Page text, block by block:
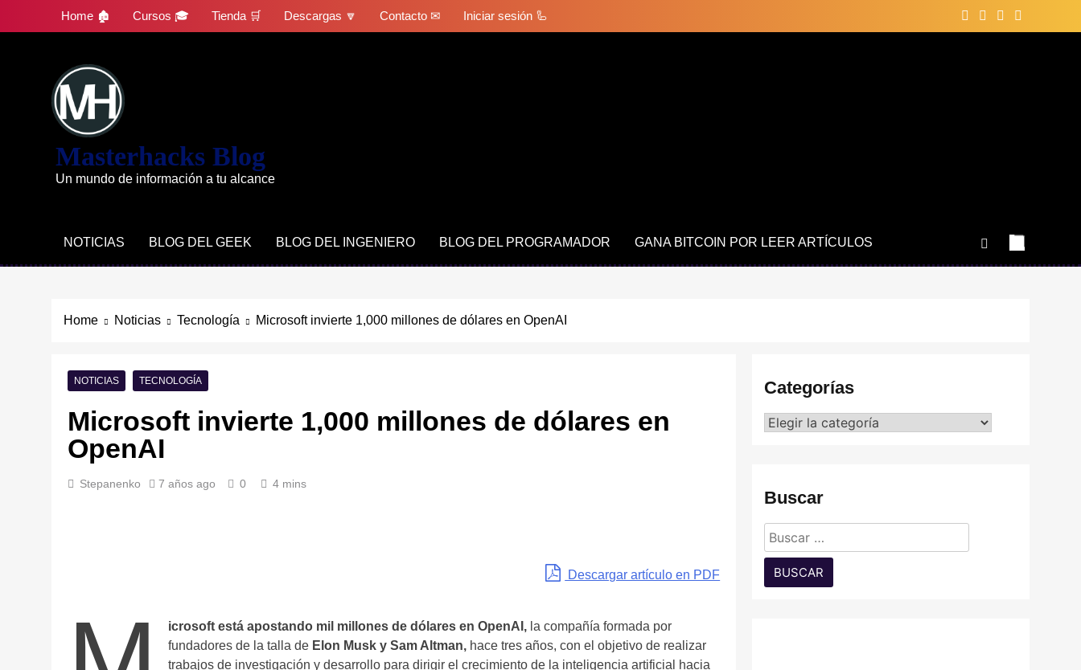
Home 🏚 Cursos 🎓 Tienda 🛒 Descargas 🔽 Contacto ✉ Iniciar sesión 🦾
Masterhacks Blog
Un mundo de información a tu alcance
NOTICIAS BLOG DEL GEEK BLOG DEL INGENIERO BLOG DEL PROGRAMADOR GANA BITCOIN POR LEER ARTÍCULOS
Home Noticias Tecnología Microsoft invierte 1,000 millones de dólares en OpenAI
NOTICIAS TECNOLOGÍA
Microsoft invierte 1,000 millones de dólares en
OpenAI
Stepanenko 7 años ago 0 4 mins
Descargar artículo en PDF
icrosoft está apostando mil millones de dólares en OpenAI, la compañía formada por
fundadores de la talla de Elon Musk y Sam Altman, hace tres años, con el objetivo de realizar
trabajos de investigación y desarrollo para dirigir el crecimiento de la inteligencia artificial hacia
Categorías
Categorías
Buscar
Buscar: